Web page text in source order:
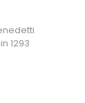
1293